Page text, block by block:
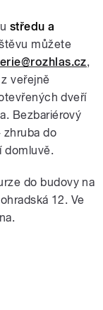
středu a
můžete
,
veřejně
dveří
Bezbariérový
do
domluvě.
do budovy na
12. Ve